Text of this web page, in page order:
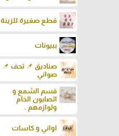
قطع صغيرة للزينة
ببيونات
صناديق 📌 تحف 📌
صواني
قسم الشمع و
الصابون الخام
ولوازمهم .
اواني و كاسات